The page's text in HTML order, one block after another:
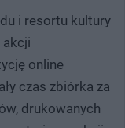
i resortu kultury
akcji
online
czas zbiórka za
drukowanych